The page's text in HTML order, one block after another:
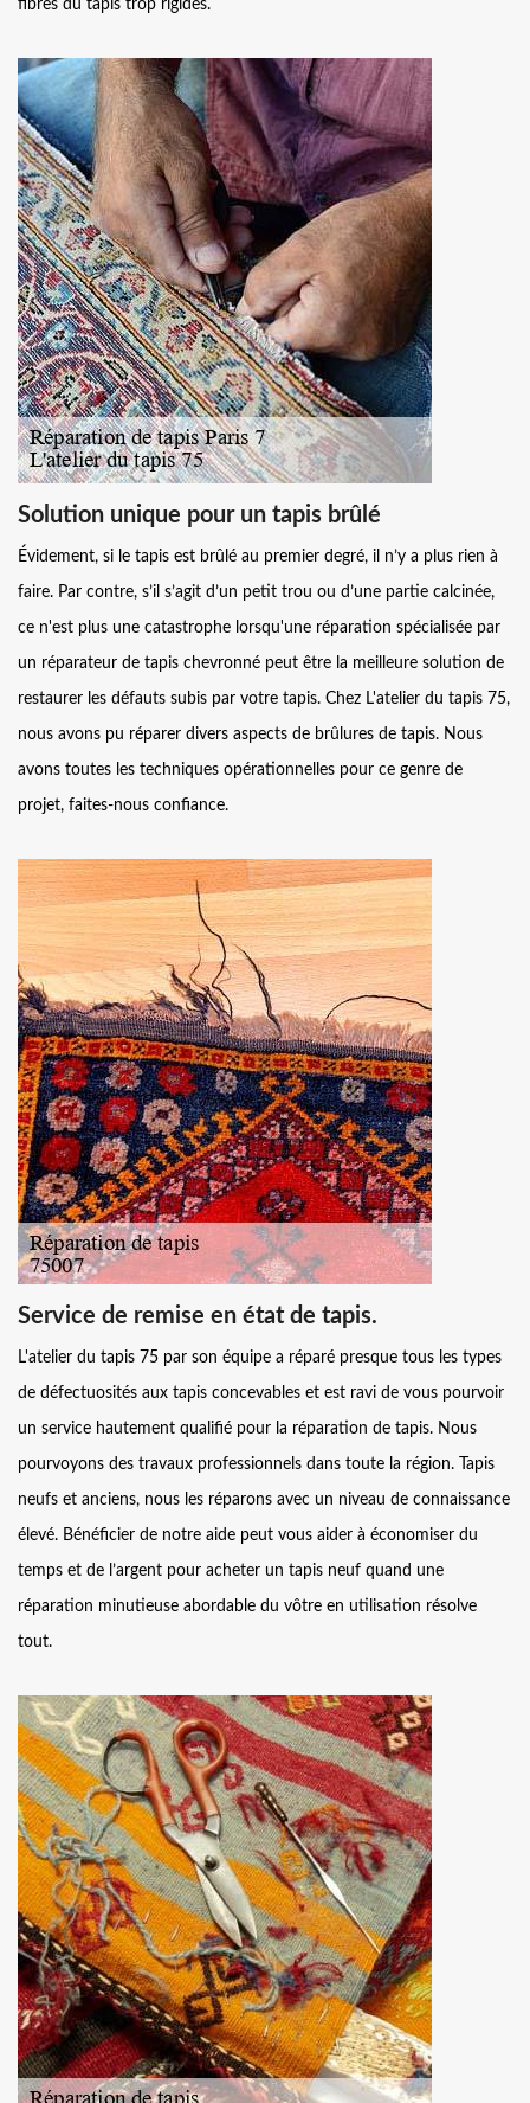
fibres du tapis trop rigides.
Solution unique pour un tapis brûlé
Évidement, si le tapis est brûlé au premier degré, il n’y a plus rien à
faire. Par contre, s’il s’agit d’un petit trou ou d’une partie calcinée,
ce n'est plus une catastrophe lorsqu'une réparation spécialisée par
un réparateur de tapis chevronné peut être la meilleure solution de
restaurer les défauts subis par votre tapis. Chez L'atelier du tapis 75,
nous avons pu réparer divers aspects de brûlures de tapis. Nous
avons toutes les techniques opérationnelles pour ce genre de
projet, faites-nous confiance.
Service de remise en état de tapis.
L'atelier du tapis 75 par son équipe a réparé presque tous les types
de défectuosités aux tapis concevables et est ravi de vous pourvoir
un service hautement qualifié pour la réparation de tapis. Nous
pourvoyons des travaux professionnels dans toute la région. Tapis
neufs et anciens, nous les réparons avec un niveau de connaissance
élevé. Bénéficier de notre aide peut vous aider à économiser du
temps et de l’argent pour acheter un tapis neuf quand une
réparation minutieuse abordable du vôtre en utilisation résolve
tout.